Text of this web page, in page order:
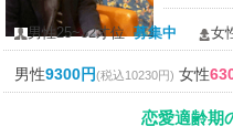
男性25~32才位募集中 女
男性9300円(税込10230円) 女性
恋愛適齢期